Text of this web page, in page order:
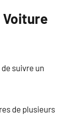
Voiture
suivre un
de plusieurs